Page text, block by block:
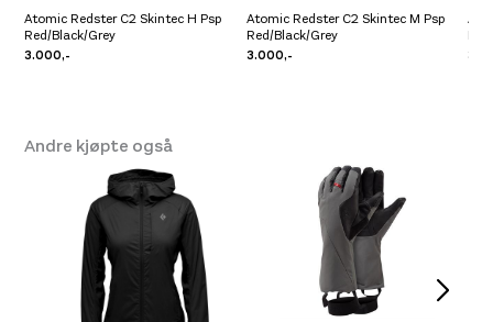
Atomic Redster C2 Skintec H Psp
Red/Black/Grey
3.000,-
Atomic Redster C2 Skintec M Psp
Red/Black/Grey
3.000,-
Andre kjøpte også